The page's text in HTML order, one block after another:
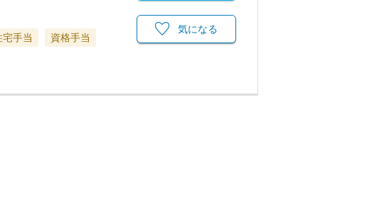
宅手当
資格手当
気になる